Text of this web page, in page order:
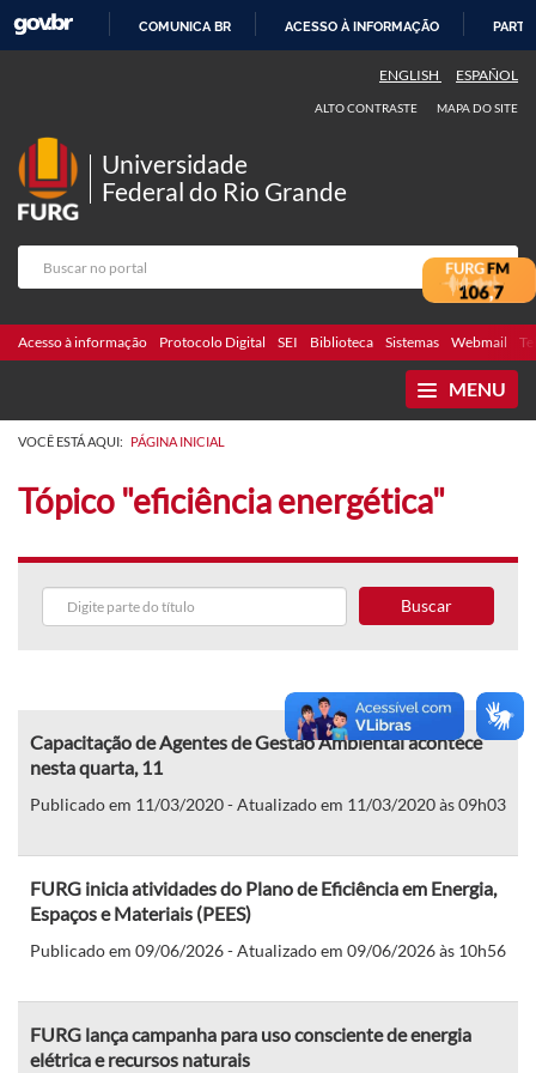
COMUNICA BR ACESSO À INFORMAÇÃO
ENGLISH ESPAÑOL
ALTO CONTRASTE MAPA DO SITE
Universidade
Federal do Rio Grande
Acesso à informação Protocolo Digital SEI Biblioteca Sistemas Webmail
MENU
VOCÊ ESTÁ AQUI: PÁGINA INICIAL
Tópico "eficiência energética"
Buscar
Capacitação de Agentes de Gestão Ambiental acontece
nesta quarta, 11
Publicado em 11/03/2020 - Atualizado em 11/03/2020 às 09h03
FURG inicia atividades do Plano de Eficiência em Energia,
Espaços e Materiais (PEES)
Publicado em 09/06/2026 - Atualizado em 09/06/2026 às 10h56
FURG lança campanha para uso consciente de energia
elétrica e recursos naturais